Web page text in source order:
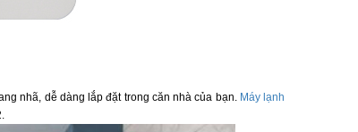
nhã, dễ dàng lắp đặt trong căn nhà của bạn. Máy lạnh